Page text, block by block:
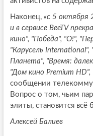
Наконец, «с 5 октября
и в сервисе BeeTV
кино", "Победа", "О!",
"Карусель
Планета", "Время:
"Дом кино Premium HD",
сообщении
Вопрос о том, чьим
элиты, становится
Алексей Балиев